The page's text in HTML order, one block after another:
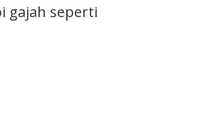
gajah seperti